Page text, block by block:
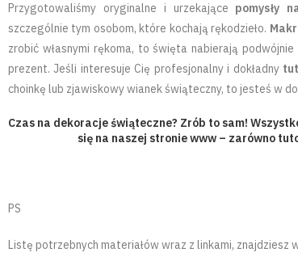
Przygotowaliśmy oryginalne i urzekające pomysły
szczególnie tym osobom, które kochają rękodzieło.
zrobić własnymi rękoma, to święta nabierają podwójnie
prezent. Jeśli interesuje Cię profesjonalny i dokładny
choinkę lub zjawiskowy wianek świąteczny, to jesteś w
Czas na dekoracje świąteczne? Zrób to sam!
się na naszej stronie www – zarówno
PS
Listę potrzebnych materiałów wraz z linkami, znajdziesz